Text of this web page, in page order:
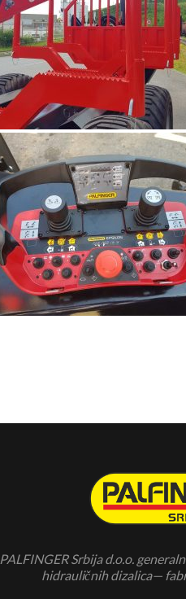
PALFINGER Srbija d.o.o.
hidrauličnih dizalica—